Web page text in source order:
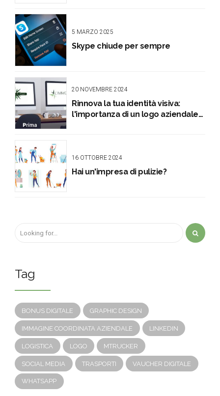
5 MARZO 2025
Skype chiude per sempre
20 NOVEMBRE 2024
Rinnova la tua identità visiva:
l'importanza di un logo aziendale
16 OTTOBRE 2024
Hai un'impresa di pulizie?
Tag
BONUS DIGITALE GRAPHIC DESIGN
IMMAGINE COORDINATA AZIENDALE LINKEDIN
LOGISTICA LOGO MTRUCKER
SOCIAL MEDIA TRASPORTI VAUCHER DIGITALE
WHATSAPP